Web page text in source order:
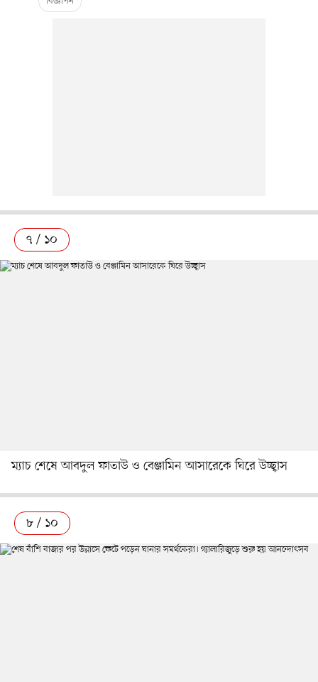
৭ / ১০
ম্যাচ শেষে আবদুল ফাতাউ ও বেঞ্জামিন আসারেকে ঘিরে উচ্ছ্বাস
৮ / ১০